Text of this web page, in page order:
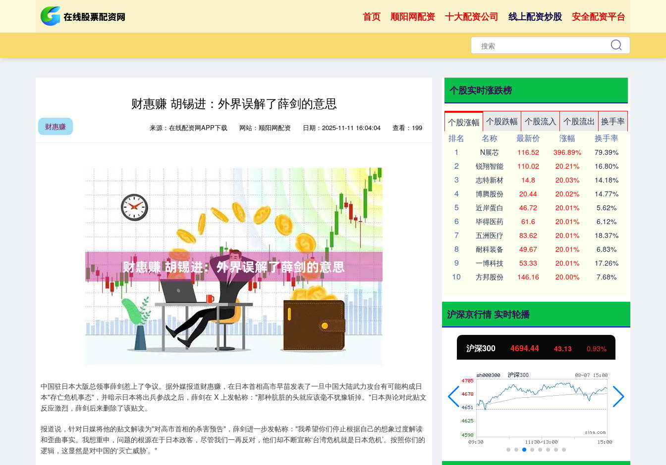
首页 顺阳网配资 十大配资公司 线上配资炒股 安全配资平台
财惠赚 胡锡进：外界误解了薛剑的意思
财惠赚 来源：在线配资网APP下载 网站：顺阳网配资 日期：2025-11-11 16:04:04 查看：199
中国驻日本大阪总领事薛剑惹上了争议。据外媒报道财惠赚，在日本首相高市早苗发表了一旦中国大陆武力攻台有可能构成日
本"存亡危机事态"，并暗示日本将出兵参战之后，薛剑在 X 上发帖称："那种肮脏的头就应该毫不犹豫斩掉。"日本舆论对此贴文
反应激烈，薛剑后来删除了该贴文。
报道说，针对日媒将他的贴文解读为"对高市首相的杀害预告"，薛剑进一步发帖称："我希望你们停止根据自己的想象过度解读
和歪曲事实。我想重申，问题的根源在于日本政客，尽管我们一再反对，他们却不断宣称‘台湾危机就是日本危机’。按照你们的
逻辑，这显然是对中国的‘灭亡威胁’。"
个股实时涨跌榜
个股涨幅 个股跌幅 个股流入 个股流出
换手率
排名
名称 最新价 涨幅
换手率
1
N展芯 116.52 396.89% 79.39%
2 锐翔智能 110.02 20.21% 16.80%
3 志特新材 14.8 20.03% 14.18%
4 博腾股份 20.44 20.02% 14.77%
5 近岸蛋白 46.72 20.01% 5.62%
6 毕得医药 61.6 20.01% 6.12%
7 五洲医疗 83.62 20.01% 18.37%
8 耐科装备 49.67 20.01% 6.83%
9 一博科技 53.33 20.01% 17.26%
10 方邦股份 146.16 20.00% 7.68%
沪深京行情 实时轮播
3940.04 39.68 1.02% 深证成指 14311.01 沪深300 4694.44 43.13 0.93%